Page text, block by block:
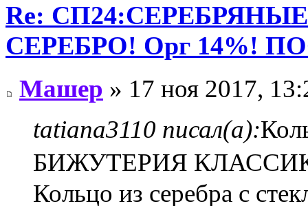
Re:
СЕРЕБРО! Орг 14%!
Машер » 17 ноя 2017,
tatiana3110 писал(а):
БИЖУТЕРИЯ
Кольцо из серебра с